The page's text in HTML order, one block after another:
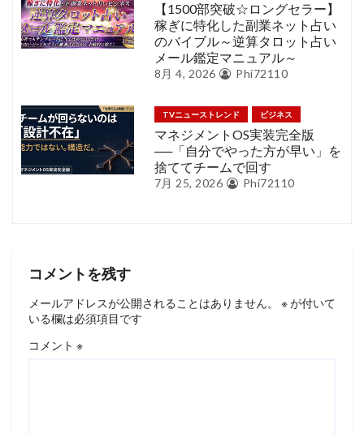
【1500部突破☆ロングセラー】
稼ぎに特化した副業ネット占い
のバイブル～逆算タロット占い
メール鑑定マニュアル～
8月 4, 2026 Phi72110
TVニューストレンド ビジネス
マネジメントOS実装完全版
──「自分でやった方が早い」を
捨ててチームで回す
7月 25, 2026 Phi72110
コメントを残す
メールアドレスが公開されることはありません。 ※が付いて
いる欄は必須項目です
コメント ※